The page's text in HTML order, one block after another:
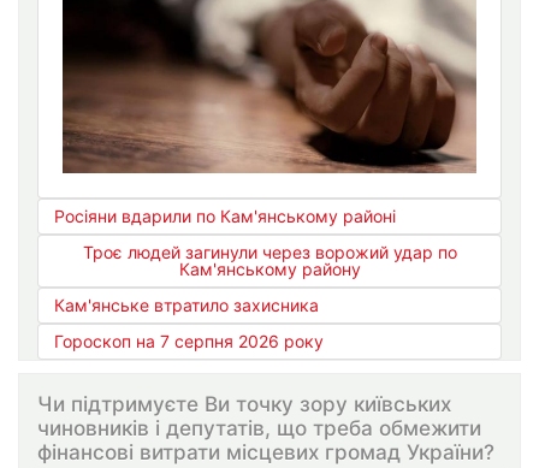
Росіяни вдарили по Кам'янському районі
Троє людей загинули через ворожий удар по
Кам'янському району
Кам'янське втратило захисника
Гороскоп на 7 серпня 2026 року
Чи підтримуєте Ви точку зору київських
чиновників і депутатів, що треба обмежити
фінансові витрати місцевих громад України?